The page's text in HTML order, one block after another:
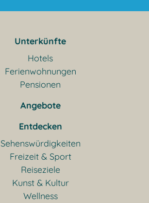
Unterkünfte
Hotels
Ferienwohnungen
Pensionen
Angebote
Entdecken
Sehenswürdigkeiten
Freizeit & Sport
Reiseziele
Kunst & Kultur
Wellness